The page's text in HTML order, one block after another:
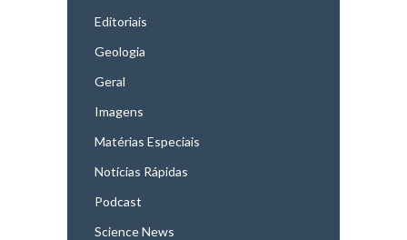
Editoriais
Geologia
Geral
Imagens
Matérias Especiais
Notícias Rápidas
Podcast
Science News